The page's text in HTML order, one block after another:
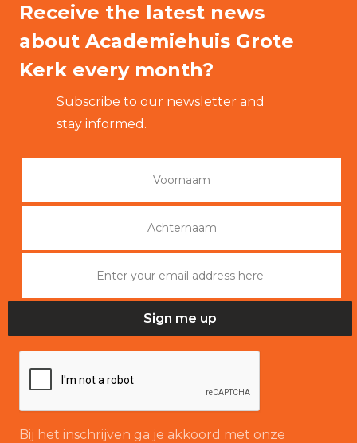
Receive the latest news
about Academiehuis Grote
Kerk every month?
Subscribe to our newsletter and
stay informed.
Bij het inschrijven ga je akkoord met onze